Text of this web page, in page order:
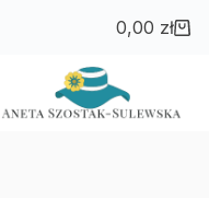
Koszyk
0,00 zł